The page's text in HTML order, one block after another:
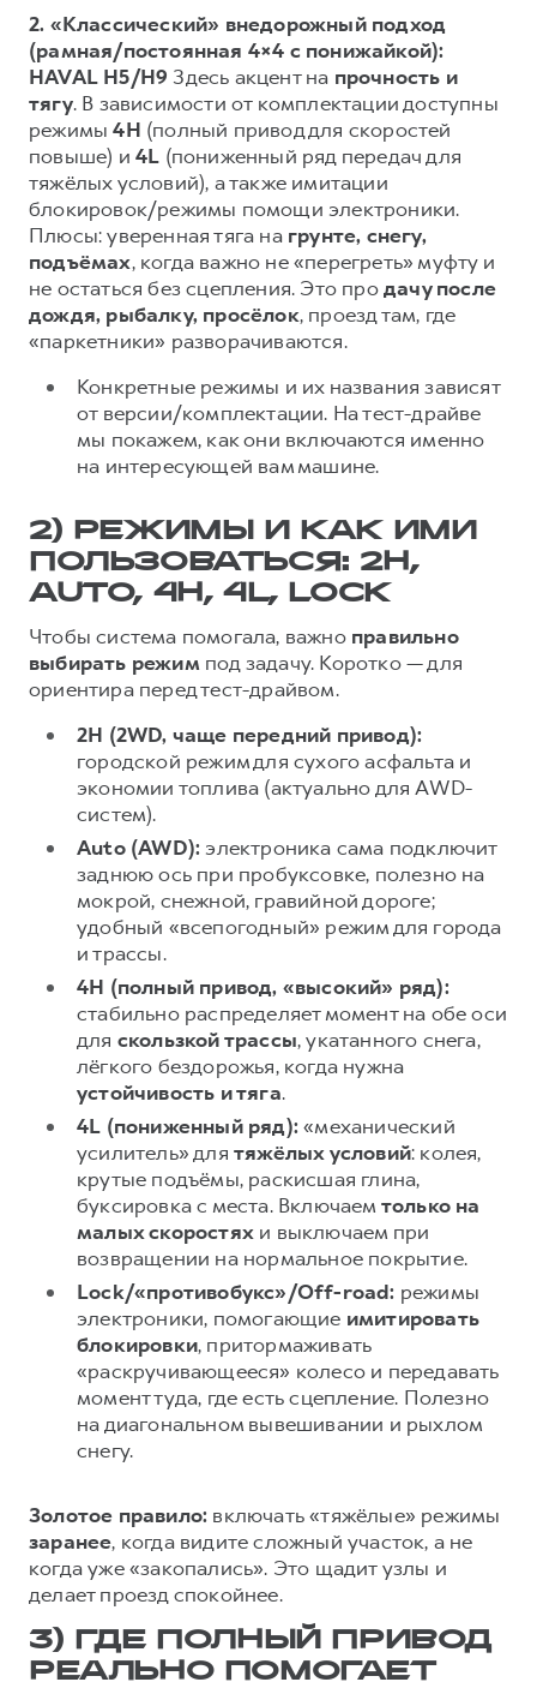
Автомобильные аксессуары
Коллекция PRO
Коллекция Базовая
Коллекция Детская
Коллекция PRO
Коллекция Базовая
Коллекция Детская
2. «Классический» внедорожный подход
(рамная/постоянная 4×4 с понижайкой):
HAVAL H5/H9 Здесь акцент на прочность и
тягу. В зависимости от комплектации доступны
режимы4H (полный привод для скоростей
повыше) и 4L (пониженный ряд передач для
тяжёлых условий), а также имитации
блокировок/режимы помощи электроники.
Плюсы: уверенная тяга на грунте, снегу,
подъёмах, когда важно не «перегреть» муфту и
не остаться без сцепления. Это продачу после
дождя, рыбалку, просёлок, проезд там, где
«паркетники» разворачиваются.
Конкретные режимы и их названия зависят
от версии/комплектации. На тест-драйве
мы покажем, как они включаются именно
на интересующей вам машине.
2) РЕЖИМЫ И КАК ИМИ
ПОЛЬЗОВАТЬСЯ: 2H,
AUTO, 4H, 4L, LOCK
Чтобы система помогала, важно правильно
выбирать режимпод задачу. Коротко — для
ориентира перед тест-драйвом.
2H (2WD, чаще передний привод):
городской режим для сухого асфальта и
экономии топлива (актуально для AWD-
систем).
Auto (AWD): электроника сама подключит
заднюю ось при пробуксовке, полезно на
мокрой, снежной, гравийной дороге;
удобный «всепогодный» режим для города
и трассы.
4H (полный привод, «высокий» ряд):
стабильно распределяет момент на обе оси
для скользкой трассы, укатанного снегa,
лёгкого бездорожья, когда нужна
устойчивость и тяга.
4L (пониженный ряд):«механический
усилитель» для тяжёлых условий: колея,
крутые подъёмы, раскисшая глина,
буксировка с места. Включаем только на
малых скоростях и выключаем при
возвращении на нормальное покрытие.
Lock/«противобукс»/Off-road: режимы
электроники, помогающие имитировать
блокировки, притормаживать
«раскручивающееся» колесо и передавать
момент туда, где есть сцепление. Полезно
на диагональном вывешивании и рыхлом
снегу.
Золотое правило: включать «тяжёлые» режимы
заранее, когда видите сложный участок, а не
когда уже «закопались». Это щадит узлы и
делает проезд спокойнее.
3) ГДЕ ПОЛНЫЙ ПРИВОД
РЕАЛЬНО ПОМОГАЕТ